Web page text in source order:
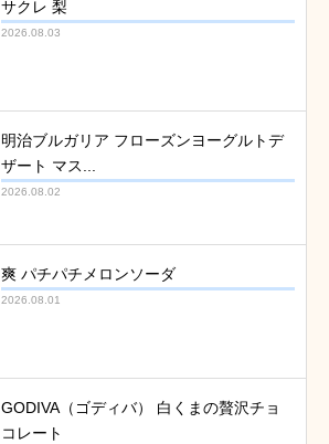
サクレ 梨
2026.08.03
明治ブルガリア フローズンヨーグルトデ
ザート マス...
2026.08.02
爽 パチパチメロンソーダ
2026.08.01
GODIVA（ゴディバ） 白くまの贅沢チョ
コレート